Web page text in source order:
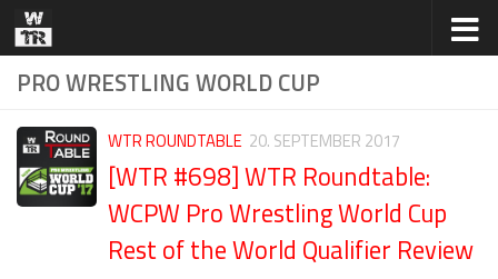
Zum Inhalt springen
PRO WRESTLING WORLD CUP
WTR ROUNDTABLE 20. SEPTEMBER 2017
[WTR #698] WTR Roundtable:
WCPW Pro Wrestling World Cup
Rest of the World Qualifier Review